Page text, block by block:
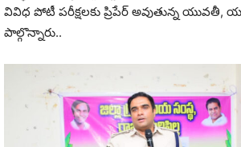
వివిధ పోటీ పరీక్షలకు ప్రిపేర్ అవుతున్న యువతీ,
పాల్గొన్నారు..